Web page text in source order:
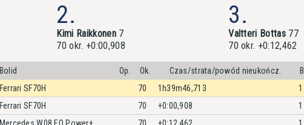
2.
Kimi Raikkonen7
70 okr. +0:00,908
3.
Valtteri Bottas 77
70 okr. +0:12,462
Bolid Op. Ok. Czas/strata/powód nieukończ.
B
Ferrari SF70H 70 1h39m46,713
1
Ferrari SF70H 70 +0:00,908
1